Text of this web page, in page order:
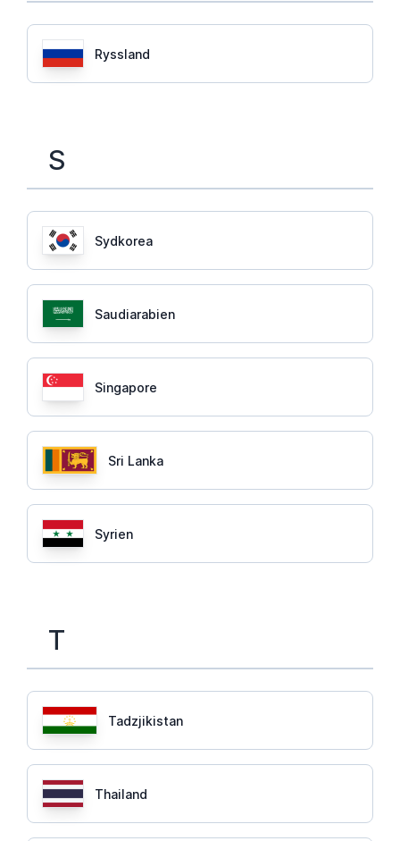
Ryssland
S
Sydkorea
Saudiarabien
Singapore
Sri Lanka
Syrien
T
Tadzjikistan
Thailand